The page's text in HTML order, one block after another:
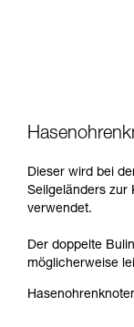
Dieser wird bei
Seilgeländers zur
verwendet.
Der doppelte
möglicherweise